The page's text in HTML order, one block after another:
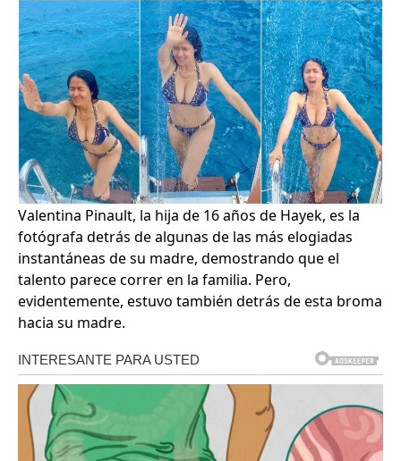
Valentina Pinault, la hija de 16 años de Hayek, es la
fotógrafa detrás de algunas de las más elogiadas
instantáneas de su madre, demostrando que el
talento parece correr en la familia. Pero,
evidentemente, estuvo también detrás de esta broma
hacia su madre.